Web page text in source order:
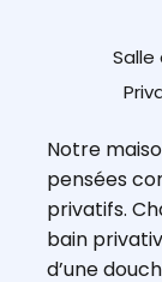
Salle
Notre
pensées
privatifs.
bain
d’une